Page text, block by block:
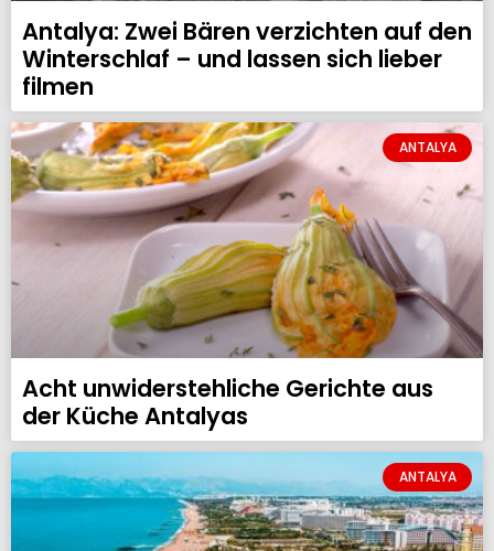
Antalya: Zwei Bären verzichten auf den
Winterschlaf – und lassen sich lieber
filmen
ANTALYA
Acht unwiderstehliche Gerichte aus
der Küche Antalyas
ANTALYA